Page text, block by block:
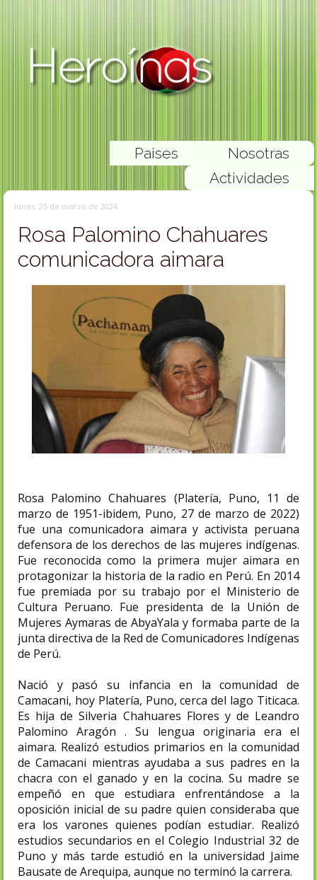
Nosotras
Paises
Actividades
lunes, 25 de marzo de 2024
Rosa Palomino Chahuares
comunicadora aimara
Rosa Palomino Chahuares (Platería, Puno, 11 de
marzo de 1951-ibidem, Puno, 27 de marzo de 2022)​
fue una comunicadora aimara y activista peruana
defensora de los derechos de las mujeres indígenas.
Fue reconocida como la primera mujer aimara en
protagonizar la historia de la radio en Perú. En 2014
fue premiada por su trabajo por el Ministerio de
Cultura Peruano.​ Fue presidenta de la Unión de
Mujeres Aymaras de AbyaYala y formaba parte de la
junta directiva de la Red de Comunicadores Indígenas
de Perú.
Nació y pasó su infancia en la comunidad de
Camacani, hoy Platería, Puno, cerca del lago Titicaca.​
Es hija de Silveria Chahuares Flores y de Leandro
Palomino Aragón . Su lengua originaria era el
aimara. Realizó estudios primarios en la comunidad
de Camacani mientras ayudaba a sus padres en la
chacra con el ganado y en la cocina.​ Su madre se
empeñó en que estudiara enfrentándose a la
oposición inicial de su padre quien consideraba que
era los varones quienes podían estudiar. Realizó
estudios secundarios en el Colegio Industrial 32 de
Puno y más tarde estudió en la universidad Jaime
Bausate de Arequipa, aunque no terminó la carrera.